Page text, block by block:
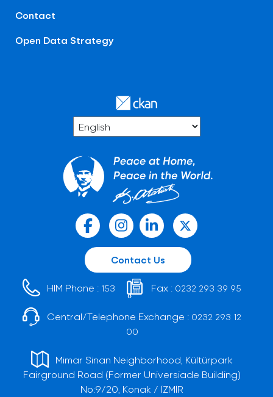
Contact
Open Data Strategy
Contact Us
HIM Phone : 153 Fax : 0232 293 39 95
Central/Telephone Exchange : 0232 293 12
00
Mimar Sinan Neighborhood, Kültürpark
Fairground Road (Former Universiade Building)
No:9/20, Konak / İZMİR